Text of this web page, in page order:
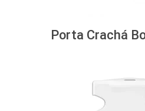
Porta Crachá